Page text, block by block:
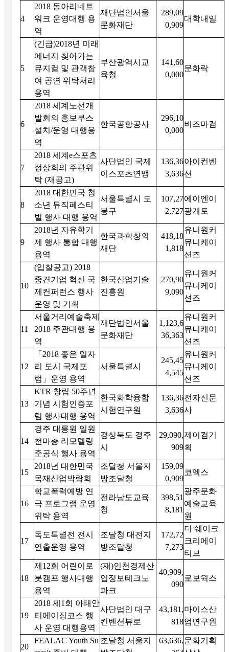
4
2018 동아리네트
워크 운영대행 용
역
재단법인서울
문화재단
289,09
0,909
대학내일
5
(긴급)2018년 미래
에너지 찾아가는
뮤지컬 및 관객참
여 공연 위탁처리
용역
부산광역시교
육청
141,60
0,000
문화락
6
2018 세계노선개
발회의 홍보부스
설치/운영 대행용
역
한국공항공사
296,10
0,000
비즈마컴
7
2018 세계e스포츠
정상회의 주관위
탁 (재공고)
사단법인 국제
이스포츠연맹
136,36
3,636
아이컨벤
션
8
2018 대한민국 청
소년 뮤직페스티
벌 행사 대행 용역
서울특별시 도
봉구
107,27
2,727
에이엔이
광개토
9
2018년 자유학기
제 행사 통합 대행
용역
한국과학창의
재단
418,18
1,818
유니원커
뮤니케이
션즈
10
(입찰공고) 2018
중견기업 혁신 국
제컨퍼런스 행사
운영 및 기획
한국산업기술
진흥원
270,90
9,090
유니원커
뮤니케이
션즈
11
서울거리예술축제
2018 주관대행 용
역
재단법인서울
문화재단
1,123,6
36,363
유니원커
뮤니케이
션즈
12
「2018 좋은 일자
리 도시 국제포
럼」운영 용역
서울특별시
245,45
4,545
유니원커
뮤니케이
션즈
13
KTR 창립 50주년
기념 시험인증포
럼 행사대행 용역
한국화학융합
시험연구원
136,36
3,636
전자신문
사
14
경주 대릉원 일원
천마총 리모델링
준공식 행사 용역
경상북도 경주
시
29,090,
909
제이컴기
획
15
2018년 대한민국
목재산업박람회
조달청 서울지
방조달청
159,09
0,909
코엑스
16
학교폭력예방 연
극 프로그램 운영
위탁 용역
전라남도교육
청
398,51
8,181
광주문화
예술교육
원
17
독도특별전 전시
연출운영 용역
조달청 대전지
방조달청
172,72
7,273
더 쉐이크
크리에이
티브
18
제12회 어린이로
봇캠프 행사대행
용역
(재)인천경제산
업정보테크노
파크
40,909,
090
로보웍스
19
2018 제1회 아태안
티에이징코스 행
사 운영 대행용역
사단법인 대구
컨벤션뷰로
43,181,
818
마이스산
업연구원
20
FEALAC Youth Su 조달청 서울지
63,636,문화기획